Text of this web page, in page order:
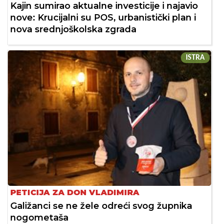
Kajin sumirao aktualne investicije i najavio
nove: Krucijalni su POS, urbanistički plan i
nova srednjoškolska zgrada
ISTRA
PETICIJA ZA DON VLADIMIRA
Galižanci se ne žele odreći svog župnika
nogometaša